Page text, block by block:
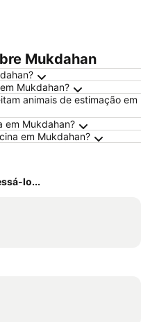
Mukdahan
Mukdahan?
animais de estimação em
em Mukdahan?
em Mukdahan?
lo...